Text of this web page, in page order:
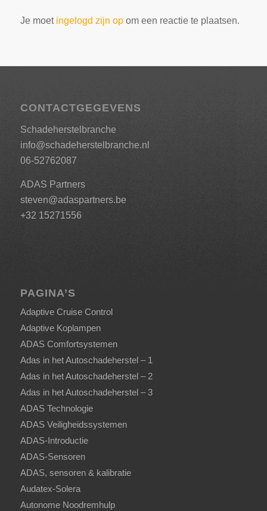
Je moet ingelogd zijn opom een reactie te plaatsen.
CONTACTGEGEVENS
Schadeherstelbranche
info@schadeherstelbranche.nl
06-52762087
ADAS Partners
steven@adaspartners.be
+32 15271556
PAGINA’S
Adaptive Cruise Control
Adaptive Koplampen
ADAS Comfortsystemen
Adas in het Autoschadeherstel – 1
Adas in het Autoschadeherstel – 2
Adas in het Autoschadeherstel – 3
ADAS Technologie
ADAS Veiligheidssystemen
ADAS-Introductie
ADAS-Sensoren
ADAS, sensoren & kalibratie
Audatex-Solera
Autonome Noodremhulp